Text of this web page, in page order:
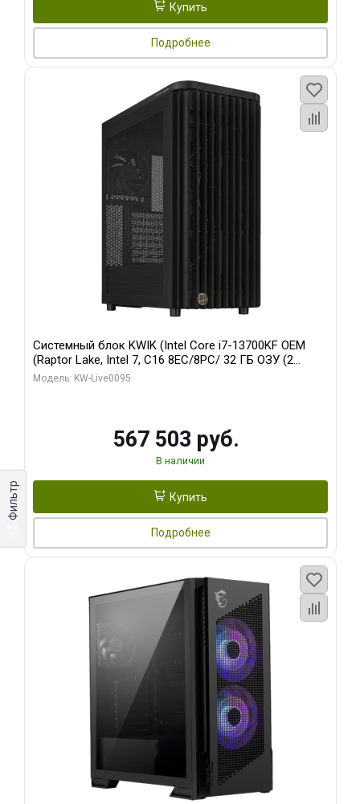
Фильтр
Купить
Подробнее
Системный блок KWIK (Intel Core i7-13700KF OEM
(Raptor Lake, Intel 7, C16 8EC/8PC/ 32 ГБ ОЗУ (2
модуля)/ Afox RTX4090 24GB GDDR6X 384-Bit 3xDP
Модель: KW-Live0095
567 503 руб.
В наличии
Купить
Подробнее